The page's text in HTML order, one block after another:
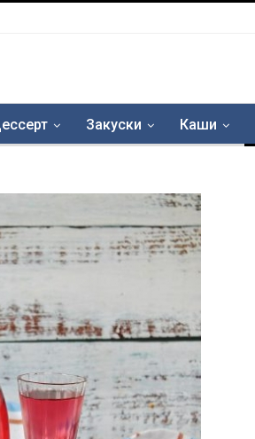
Закуски Каши